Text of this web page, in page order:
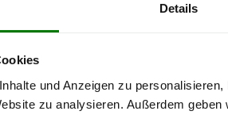
Details
und Anzeigen zu
zu analysieren. Außerdem